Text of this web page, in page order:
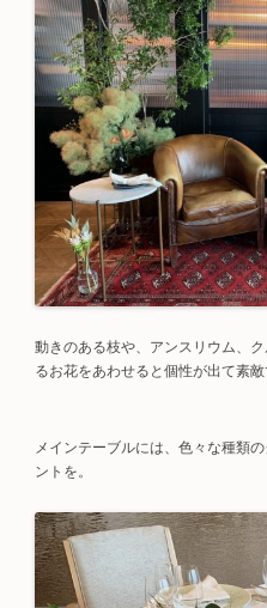
動きのある枝や、アンスリウム、
るお花をあわせると個性が出て素敵
メインテーブルには、色々な種類
ントを。